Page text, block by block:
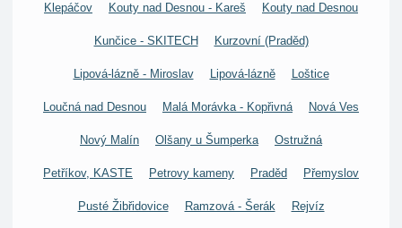
Klepáčov Kouty nad Desnou - Kareš Kouty nad Desnou
Kunčice - SKITECH Kurzovní (Praděd)
Lipová-lázně - Miroslav Lipová-lázně Loštice
Loučná nad Desnou Malá Morávka - Kopřivná Nová Ves
Nový Malín Olšany u Šumperka Ostružná
Petříkov, KASTE Petrovy kameny Praděd Přemyslov
Pusté Žibřidovice Ramzová - Šerák Rejvíz